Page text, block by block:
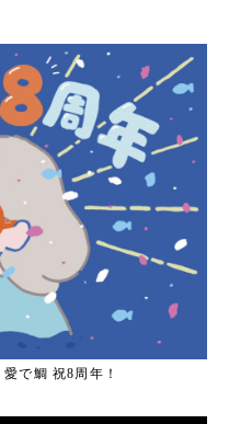
で鯛 祝8周年！